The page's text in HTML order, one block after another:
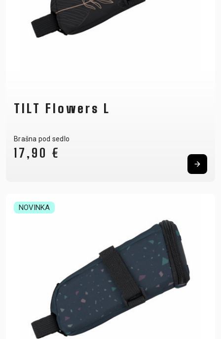
TILT Flowers L
Brašna pod sedlo
17,90 €
NOVINKA